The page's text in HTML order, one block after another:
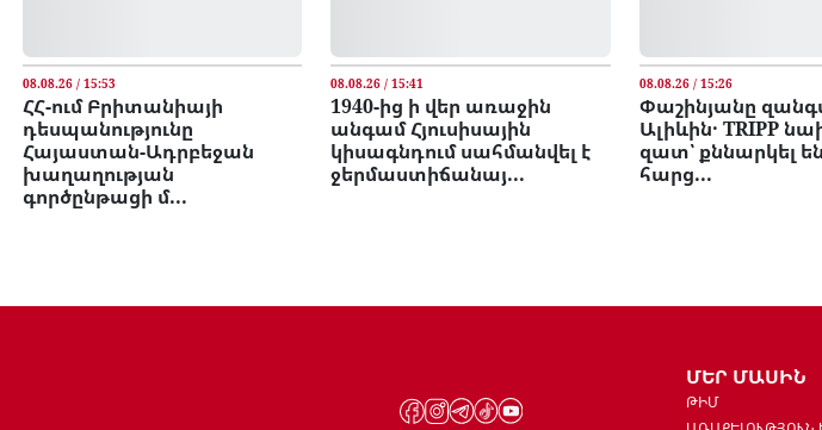
08.08.26 / 15:53
ՀՀ-ում Բրիտանիայի
դեսպանությունը
Հայաստան-Ադրբեջան
խաղաղության
գործընթացի մ...
08.08.26 / 15:41
1940-ից ի վեր առաջին
անգամ Հյուսիսային
կիսագնդում սահմանվել է
ջերմաստիճանայ...
08.08.26 / 15:26
Փաշինյանը
Ալիևին․ TRIPP
զատ՝ քննարկել
հարց...
ՄԵՐ ՄԱՍԻՆ
ԹԻՄ